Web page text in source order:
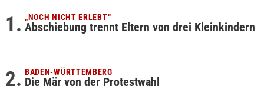
„NOCH NICHT ERLEBT“
Abschiebung trennt Eltern von drei Kleinkindern
BADEN-WÜRTTEMBERG
Die Mär von der Protestwahl